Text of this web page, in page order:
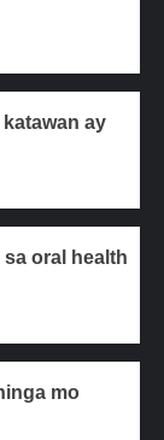
ay
oral health
mo